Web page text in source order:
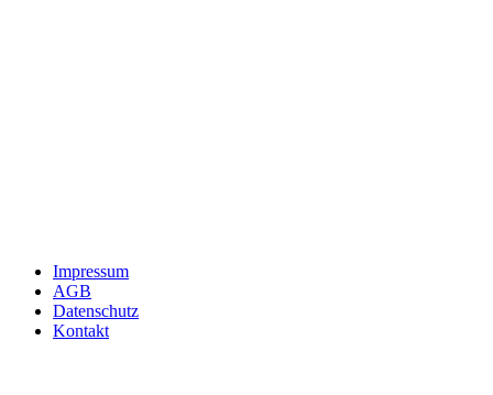
Impressum
AGB
Datenschutz
Kontakt